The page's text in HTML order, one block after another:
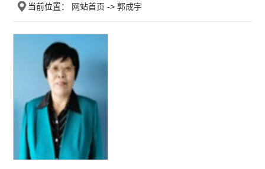
当前位置： 网站首页 ->郭成宇